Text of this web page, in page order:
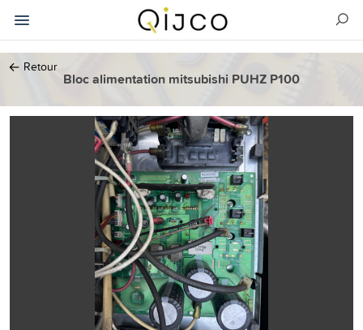
← Retour
Bloc alimentation mitsubishi PUHZ P100